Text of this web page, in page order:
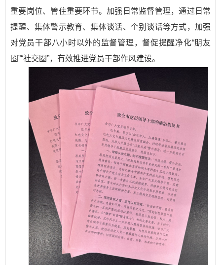
重要岗位、管住重要环节。加强日常监督管理，通过日常
提醒、集体警示教育、集体谈话、个别谈话等方式，加强
对党员干部八小时以外的监督管理，督促提醒净化“朋友
圈”“社交圈”，有效推进党员干部作风建设。